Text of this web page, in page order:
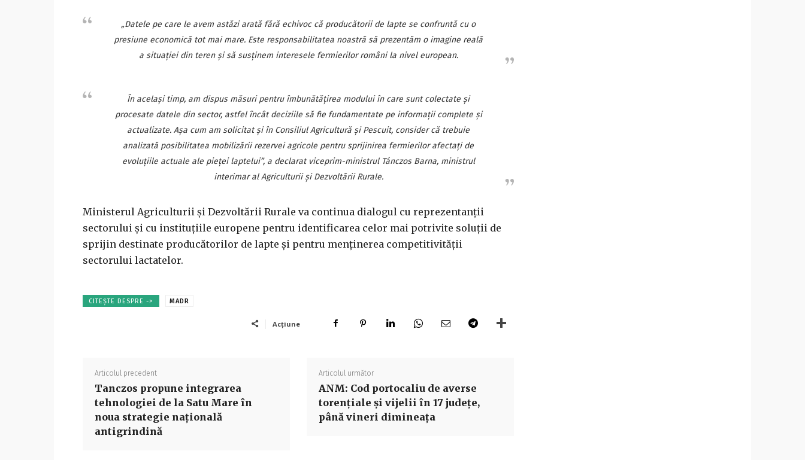
„Datele pe care le avem astăzi arată fără echivoc că producătorii de lapte se confruntă cu o
presiune economică tot mai mare. Este responsabilitatea noastră să prezentăm o imagine reală
a situației din teren și să susținem interesele fermierilor români la nivel european.
În același timp, am dispus măsuri pentru îmbunătățirea modului în care sunt colectate și
procesate datele din sector, astfel încât deciziile să fie fundamentate pe informații complete și
actualizate. Așa cum am solicitat și în Consiliul Agricultură și Pescuit, consider că trebuie
analizată posibilitatea mobilizării rezervei agricole pentru sprijinirea fermierilor afectați de
evoluțiile actuale ale pieței laptelui”, a declarat viceprim-ministrul Tánczos Barna, ministrul
interimar al Agriculturii și Dezvoltării Rurale.
Ministerul Agriculturii și Dezvoltării Rurale va continua dialogul cu reprezentanții
sectorului și cu instituțiile europene pentru identificarea celor mai potrivite soluții de
sprijin destinate producătorilor de lapte și pentru menținerea competitivității
sectorului lactatelor.
CITEȘTE DESPRE -> MADR
Acțiune
Articolul precedent
Tanczos propune integrarea
tehnologiei de la Satu Mare în
noua strategie națională
antigrindină
Articolul următor
ANM: Cod portocaliu de averse
torențiale și vijelii în 17 județe,
până vineri dimineața